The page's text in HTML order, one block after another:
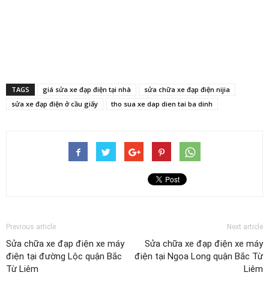
TAGS giá sửa xe đạp điện tại nhà
sửa chữa xe đạp điện nijia
sửa xe đạp điện ở cầu giấy
tho sua xe dap dien tai ba dinh
Previous article
Sửa chữa xe đạp điện xe máy
điện tại đường Lộc quận Bắc
Từ Liêm
Next article
Sửa chữa xe đạp điện xe máy
điện tại Ngọa Long quận Bắc Từ
Liêm